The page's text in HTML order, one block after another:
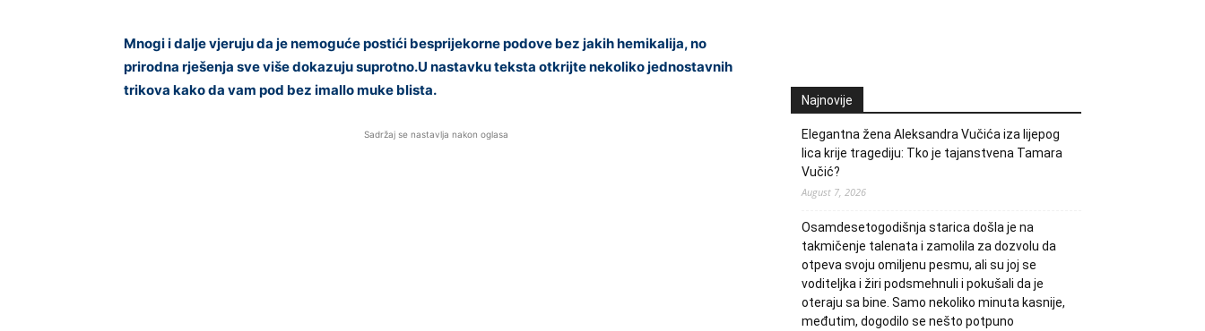
Mnogi i dalje vjeruju da je nemoguće postići besprijekorne podove bez jakih hemikalija, no
prirodna rješenja sve više dokazuju suprotno.U nastavku teksta otkrijte nekoliko jednostavnih
trikova kako da vam pod bez imallo muke blista.
Sadržaj se nastavlja nakon oglasa
Najnovije
Elegantna žena Aleksandra Vučića iza lijepog
lica krije tragediju: Tko je tajanstvena Tamara
Vučić?
August 7, 2026
Osamdesetogodišnja starica došla je na
takmičenje talenata i zamolila za dozvolu da
otpeva svoju omiljenu pesmu, ali su joj se
voditeljka i žiri podsmehnuli i pokušali da je
oteraju sa bine. Samo nekoliko minuta kasnije,
međutim, dogodilo se nešto potpuno